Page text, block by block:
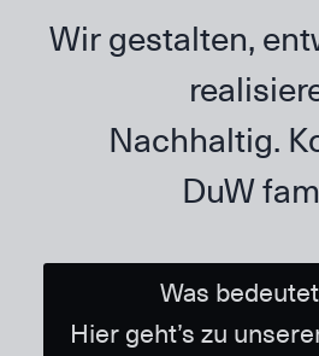
Wir gestalten,
Nachhaltig.
DuW
Was
Hier geht’s zu